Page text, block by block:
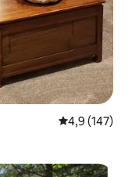
Note
4,9 (147)